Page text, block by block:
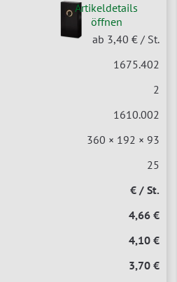
Artikeldetails
öffnen
ab 3,40 € / St.
1675.402
2
1610.002
360 × 192 × 93
25
€ / St.
4,66 €
4,10 €
3,70 €